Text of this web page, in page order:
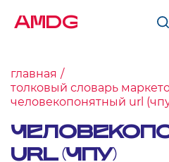
AMDG
главная
толковый словарь
человекопонятный url
URL (ЧПУ)